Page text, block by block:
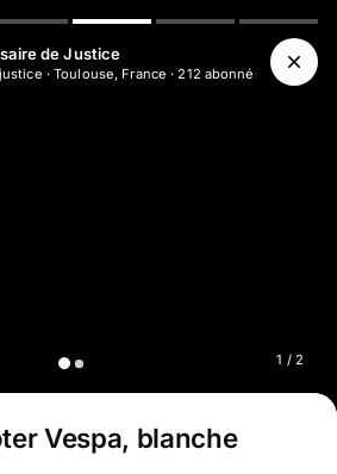
1 / 2
de Justice
·Toulouse, France · 212 abonnés
Vespa, blanche